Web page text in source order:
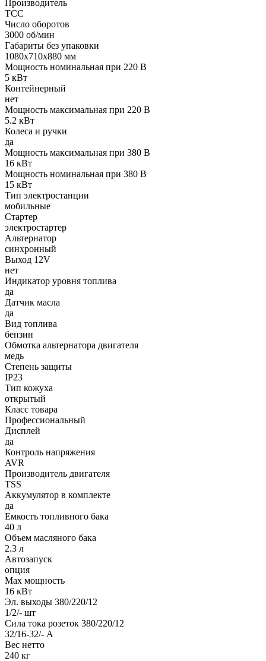
Производитель
ТСС
Число оборотов
3000 об/мин
Габариты без упаковки
1080х710х880 мм
Мощность номинальная при 220 В
5 кВт
Контейнерный
нет
Мощность максимальная при 220 В
5.2 кВт
Колеса и ручки
да
Мощность максимальная при 380 В
16 кВт
Мощность номинальная при 380 В
15 кВт
Тип электростанции
мобильные
Стартер
электростартер
Альтернатор
синхронный
Выход 12V
нет
Индикатор уровня топлива
да
Датчик масла
да
Вид топлива
бензин
Обмотка альтернатора двигателя
медь
Степень защиты
IP23
Тип кожуха
открытый
Класс товара
Профессиональный
Дисплей
да
Контроль напряжения
AVR
Производитель двигателя
TSS
Аккумулятор в комплекте
да
Емкость топливного бака
40 л
Объем масляного бака
2.3 л
Автозапуск
опция
Max мощность
16 кВт
Эл. выходы 380/220/12
1/2/- шт
Сила тока розеток 380/220/12
32/16-32/- А
Вес нетто
240 кг